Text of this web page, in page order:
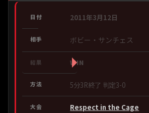
2011年3月12日
ボビー・サンチェス
WIN
5分3R終了 判定3-0
Respect in the Cage